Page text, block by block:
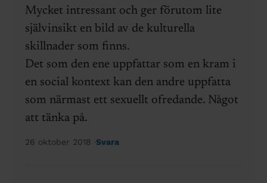
Mycket intressant och ger förutom lite
självinsikt en bild av de kulturella
skillnader som finns.
Det som den ene uppfattar som en kram i
en social kontext kan den andre uppfatta
som närmast ett sexuellt ofredande. Något
att tänka på.
26 oktober 2018 Svara